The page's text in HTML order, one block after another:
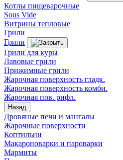
Котлы пищеварочные
Sous Vide
Витрины тепловые
Грили
Грили
Грили для куры
Лавовые грили
Прижимные грили
Жарочная поверхность гладк.
Жарочная поверхность комби.
Жарочная пов. рифл.
Назад
Дровяные печи и мангалы
Жарочные поверхности
Коптильни
Макароноварки и пароварки
Мармиты